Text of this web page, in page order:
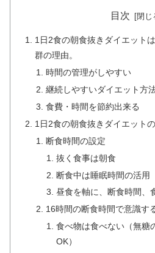
目次
1日2食の朝食抜きダイエット
群の理由。
時間の管理がしやすい
継続しやすいダイエット方
食費・時間を節約出来る
1日2食の朝食抜きダイエット
断食時間の設定
抜く食事は朝食
断食中は睡眠時間の活用
昼食を軸に、断食時間、
16時間の断食時間で意識す
食べ物は食べない（無糖
OK）